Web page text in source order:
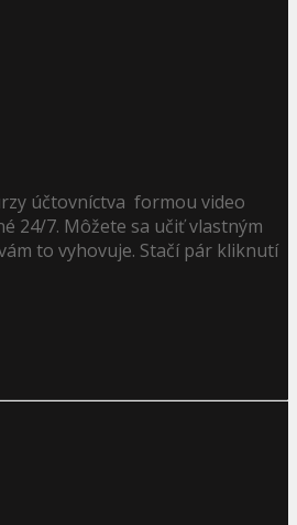
účtovníctva formou video
24/7. Môžete sa učiť vlastným
to vyhovuje. Stačí pár kliknutí